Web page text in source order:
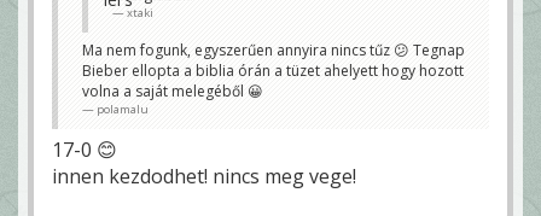
xtaki
Ma nem fogunk, egyszerűen annyira nincs tűz 😕 Tegnap
Bieber ellopta a biblia órán a tüzet ahelyett hogy hozott
volna a saját melegéből 😀
polamalu
17-0 😊
innen kezdodhet! nincs meg vege!